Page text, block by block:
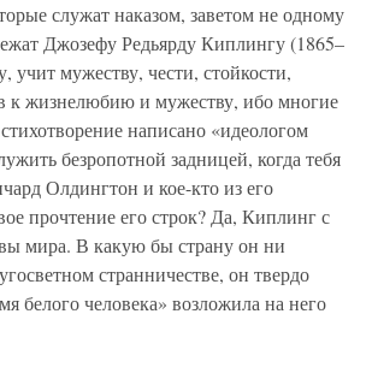
служат наказом, заветом не одному
Джозефу Редьярду Киплингу (1865–
учит мужеству, чести, стойкости,
к жизнелюбию и мужеству, ибо многие
написано «идеологом
безропотной задницей, когда тебя
Олдингтон и кое-кто из его
прочтение его строк? Да, Киплинг с
мира. В какую бы страну он ни
странничестве, он твердо
белого человека» возложила на него